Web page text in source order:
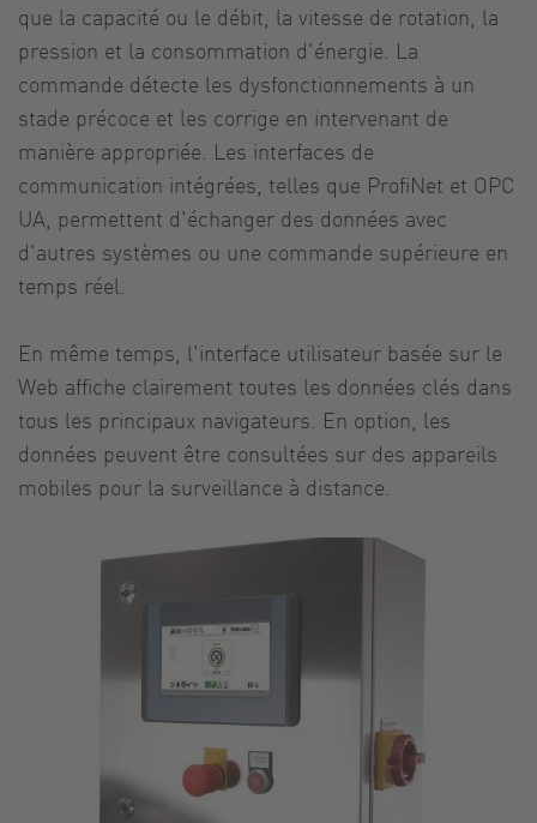
que la capacité ou le débit, la vitesse de rotation, la
pression et la consommation d'énergie. La
commande détecte les dysfonctionnements à un
stade précoce et les corrige en intervenant de
manière appropriée. Les interfaces de
communication intégrées, telles que ProfiNet et OPC
UA, permettent d'échanger des données avec
d'autres systèmes ou une commande supérieure en
temps réel.
En même temps, l'interface utilisateur basée sur le
Web affiche clairement toutes les données clés dans
tous les principaux navigateurs. En option, les
données peuvent être consultées sur des appareils
mobiles pour la surveillance à distance.